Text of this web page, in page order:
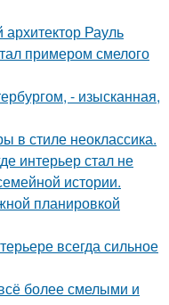
Рауль
примером смелого
- изысканная,
в стиле неоклассика.
интерьер стал не
истории.
планировкой
всегда сильное
более смелыми и